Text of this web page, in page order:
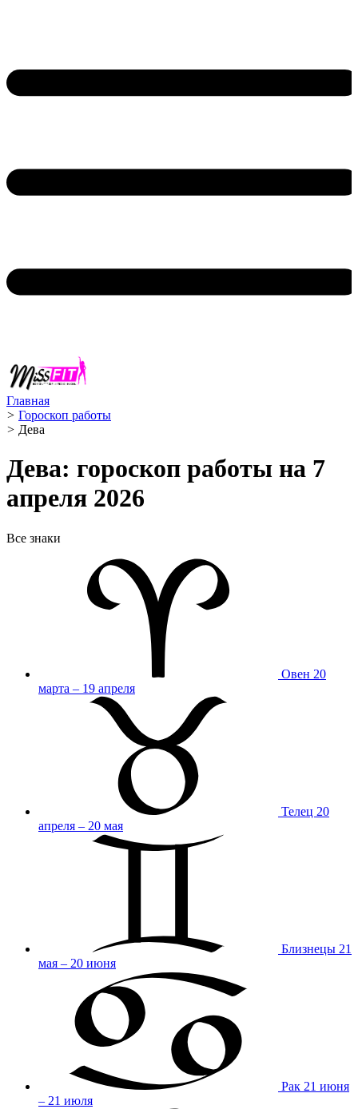
Главная
> Гороскоп работы
> Дева ️
Дева: гороскоп работы на 7
апреля 2026
Все знаки
Овен 20
марта – 19 апреля
Телец 20
апреля – 20 мая
Близнецы 21
мая – 20 июня
Рак 21 июня
– 21 июля